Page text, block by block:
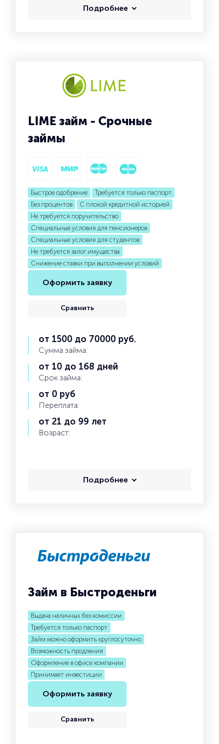
Подробнее
LIME займ - Срочные
займы
Быстрое одобрение
Требуется только паспорт
Без процентов
С плохой кредитной историей
Не требуется поручительство
Специальные условия для пенсионеров
Специальные условия для студентов
Не требуется залог имущества
Снижение ставки при выполнении условий
Оформить заявку
Сравнить
от 1500 до 70000 руб.
Сумма займа:
от 10 до 168 дней
Срок займа:
от 0 руб
Переплата:
от 21 до 99 лет
Возраст:
Подробнее
Займ в Быстроденьги
Выдача наличных без комиссии
Требуется только паспорт
Займ можно оформить круглосуточно
Возможность продления
Оформление в офисе компании
Принимает инвестиции
Оформить заявку
Сравнить